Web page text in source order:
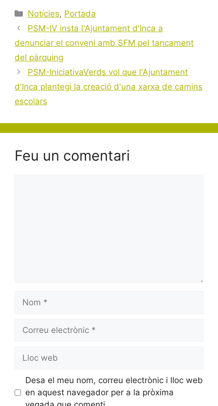
c
e
b
o
o
k
st
o
d
o
n
ai
l
m
p
ar
ix
Categories
Notícies, Portada
PSM-IV insta l'Ajuntament d'Inca a
denunciar el conveni amb SFM pel tancament
del pàrquing
PSM-IniciativaVerds vol que l'Ajuntament
d'Inca plantegi la creació d'una xarxa de camins
escolars
Feu un comentari
electrònic
web
Desa el meu nom, correu electrònic i lloc web
en aquest navegador per a la pròxima